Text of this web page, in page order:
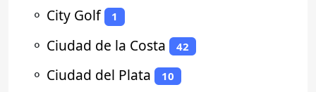
⚬ City Golf 1
⚬ Ciudad de la Costa 42
⚬ Ciudad del Plata 10